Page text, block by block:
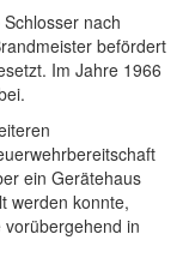
nach
befördert
Im Jahre 1966
ein Gerätehaus
werden konnte,
in